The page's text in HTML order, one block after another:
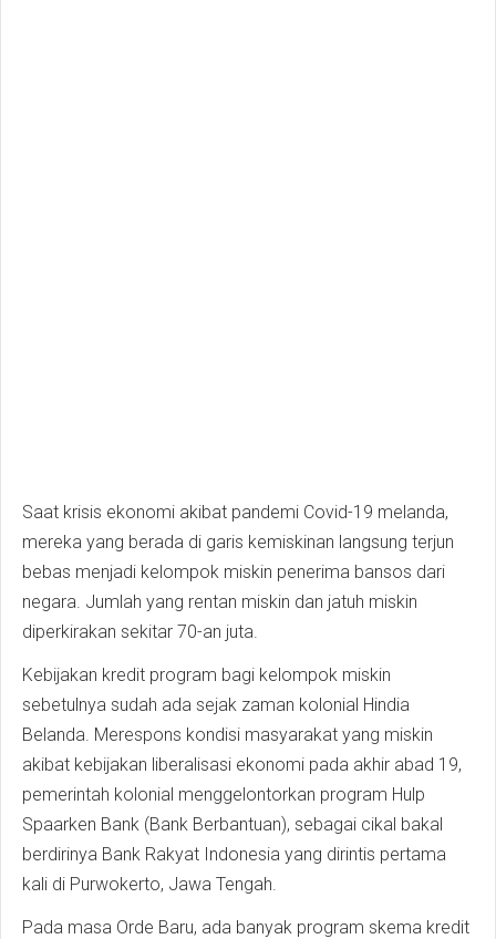
Saat krisis ekonomi akibat pandemi Covid-19 melanda,
mereka yang berada di garis kemiskinan langsung terjun
bebas menjadi kelompok miskin penerima bansos dari
negara. Jumlah yang rentan miskin dan jatuh miskin
diperkirakan sekitar 70-an juta.
Kebijakan kredit program bagi kelompok miskin
sebetulnya sudah ada sejak zaman kolonial Hindia
Belanda. Merespons kondisi masyarakat yang miskin
akibat kebijakan liberalisasi ekonomi pada akhir abad 19,
pemerintah kolonial menggelontorkan program Hulp
Spaarken Bank (Bank Berbantuan), sebagai cikal bakal
berdirinya Bank Rakyat Indonesia yang dirintis pertama
kali di Purwokerto, Jawa Tengah.
Pada masa Orde Baru, ada banyak program skema kredit